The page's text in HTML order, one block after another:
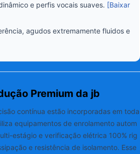
e perfis vocais suaves. [Baixar
agudos extremamente fluidos e
Premium da jb
contínua estão incorporadas em toda
equipamentos de enrolamento autom
estágio e verificação elétrica 100% rig
e resistência de isolamento. Esse